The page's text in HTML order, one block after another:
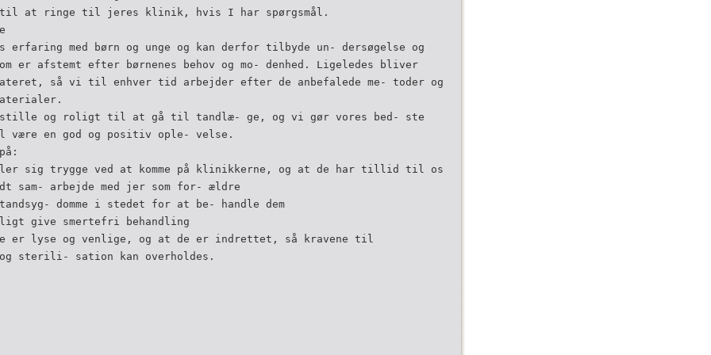
til at ringe til jeres klinik, hvis I har spørgsmål.
erfaring med børn og unge og kan derfor tilbyde un- dersøgelse og
er afstemt efter børnenes behov og mo- denhed. Ligeledes bliver
så vi til enhver tid arbejder efter de anbefalede me- toder og
stille og roligt til at gå til tandlæ- ge, og vi gør vores bed- ste
en god og positiv ople- velse.
sig trygge ved at komme på klinikkerne, og at de har tillid til os
sam- arbejde med jer som for- ældre
domme i stedet for at be- handle dem
give smertefri behandling
er lyse og venlige, og at de er indrettet, så kravene til
sterili- sation kan overholdes.